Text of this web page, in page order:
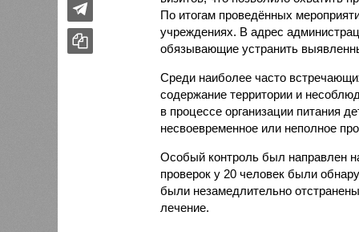
По итогам проведённых
учреждениях. В адрес
обязывающие устранить
Среди наиболее часто
содержание территории и
в процессе организации питания
несвоевременное или неполное
Особый контроль был направлен
проверок у 20 человек были
были незамедлительно
лечение.